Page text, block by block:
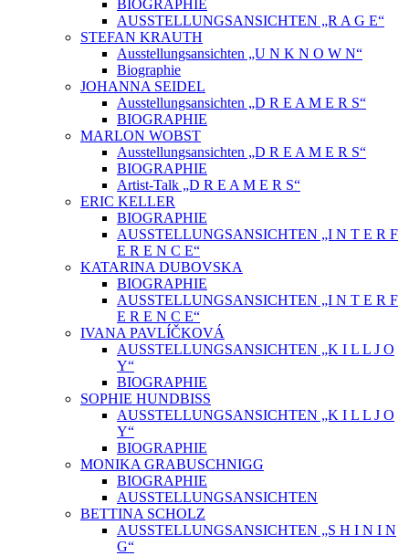
BIOGRAPHIE
AUSSTELLUNGSANSICHTEN „R A G E“
STEFAN KRAUTH
Ausstellungsansichten „U N K N O W N“
Biographie
JOHANNA SEIDEL
Ausstellungsansichten „D R E A M E R S“
BIOGRAPHIE
MARLON WOBST
Ausstellungsansichten „D R E A M E R S“
BIOGRAPHIE
Artist-Talk „D R E A M E R S“
ERIC KELLER
BIOGRAPHIE
AUSSTELLUNGSANSICHTEN „I N T E R F
E R E N C E“
KATARINA DUBOVSKA
BIOGRAPHIE
AUSSTELLUNGSANSICHTEN „I N T E R F
E R E N C E“
IVANA PAVLÍČKOVÁ
AUSSTELLUNGSANSICHTEN „K I L L J O
Y“
BIOGRAPHIE
SOPHIE HUNDBISS
AUSSTELLUNGSANSICHTEN „K I L L J O
Y“
BIOGRAPHIE
MONIKA GRABUSCHNIGG
BIOGRAPHIE
AUSSTELLUNGSANSICHTEN
BETTINA SCHOLZ
AUSSTELLUNGSANSICHTEN „S H I N I N
G“